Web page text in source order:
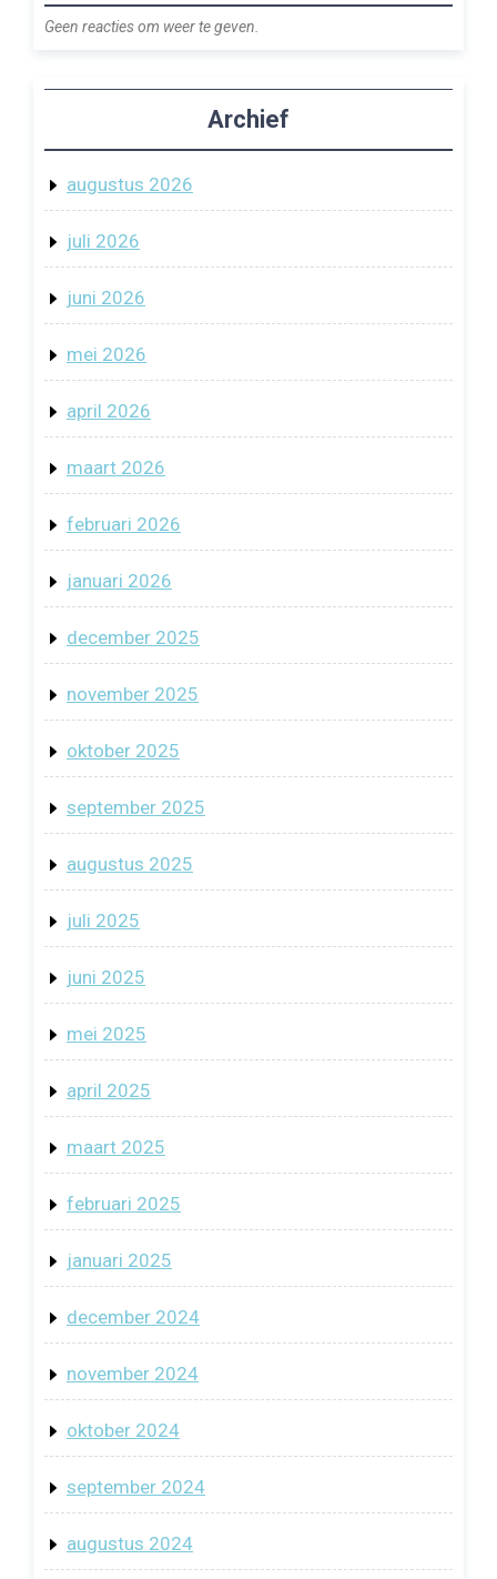
Geen reacties om weer te geven.
Archief
augustus 2026
juli 2026
juni 2026
mei 2026
april 2026
maart 2026
februari 2026
januari 2026
december 2025
november 2025
oktober 2025
september 2025
augustus 2025
juli 2025
juni 2025
mei 2025
april 2025
maart 2025
februari 2025
januari 2025
december 2024
november 2024
oktober 2024
september 2024
augustus 2024